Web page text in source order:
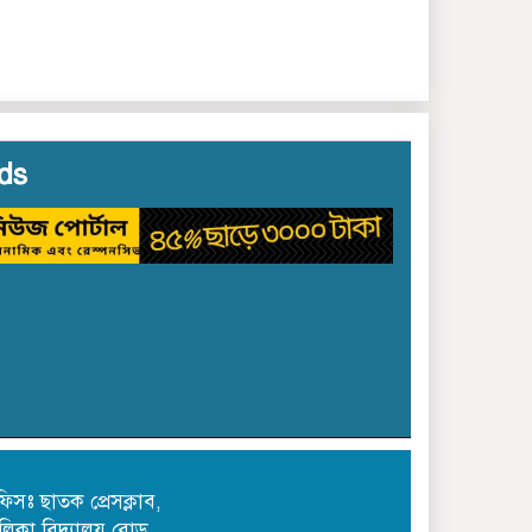
ছাতক প্রেসক্লাব,